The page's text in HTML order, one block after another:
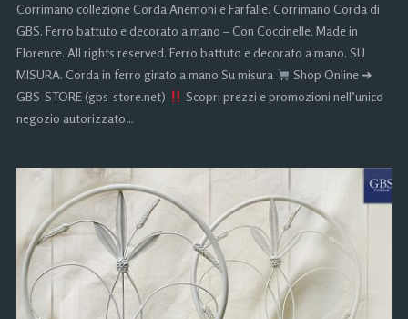
Corrimano collezione Corda Anemoni e Farfalle. Corrimano Corda di
GBS. Ferro battuto e decorato a mano – Con Coccinelle. Made in
Florence. All rights reserved. Ferro battuto e decorato a mano. SU
MISURA. Corda in ferro girato a mano Su misura
Shop Online ➜
GBS-STORE (gbs-store.net)
Scopri prezzi e promozioni nell’unico
negozio autorizzato…